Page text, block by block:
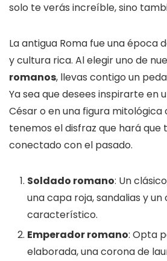
solo te verás increíble, sino
La antigua Roma fue una época
y cultura rica. Al elegir uno de
romanos, llevas contigo un
Ya sea que desees inspirarte en
César o en una figura mitológica
tenemos el disfraz que hará que
conectado con el pasado.
Soldado romano: Un
una capa roja, sandalias y un
característico.
Emperador romano: Opta
elaborada, una corona de